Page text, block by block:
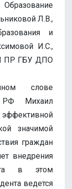
Л.В.,
и
И.С.,
ПР ГБУ ДПО
слове
РФ Михаил
значимой
граждан
внедрения
в этом
ведется